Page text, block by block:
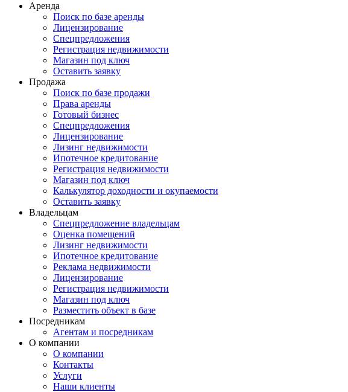
Аренда
Поиск по базе аренды
Лицензирование
Спецпредложения
Регистрация недвижимости
Магазин под ключ
Оставить заявку
Продажа
Поиск по базе продажи
Права аренды
Готовый бизнес
Спецпредложения
Лицензирование
Лизинг недвижимости
Ипотечное кредитование
Регистрация недвижимости
Магазин под ключ
Калькулятор доходности и окупаемости
Оставить заявку
Владельцам
Спецпредложение владельцам
Оценка помещений
Лизинг недвижимости
Ипотечное кредитование
Реклама недвижимости
Лицензирование
Регистрация недвижимости
Магазин под ключ
Разместить объект в базе
Посредникам
Агентам и посредникам
О компании
О компании
Контакты
Услуги
Наши клиенты